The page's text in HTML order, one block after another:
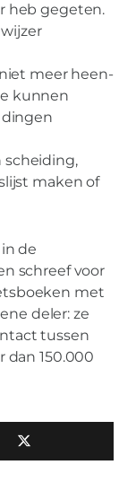
heb gegeten.
meer heen-
kunnen
scheiding,
maken of
de
schreef voor
met
deler: ze
tussen
dan 150.000